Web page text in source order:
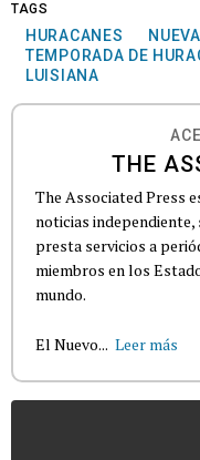
TAGS
HURACANES
TEMPORADA DE
LUISIANA
THE
The Associated Press
noticias independiente,
presta servicios a
miembros en los
mundo.
El Nuevo... Leer más